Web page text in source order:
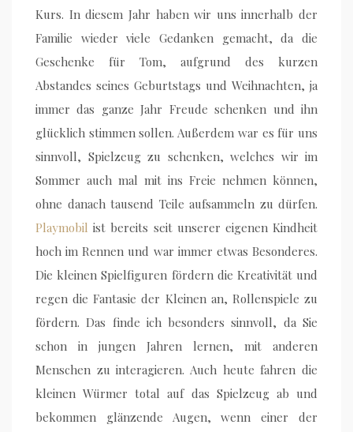
Kurs. In diesem Jahr haben wir uns innerhalb der
Familie wieder viele Gedanken gemacht, da die
Geschenke für Tom, aufgrund des kurzen
Abstandes seines Geburtstags und Weihnachten, ja
immer das ganze Jahr Freude schenken und ihn
glücklich stimmen sollen. Außerdem war es für uns
sinnvoll, Spielzeug zu schenken, welches wir im
Sommer auch mal mit ins Freie nehmen können,
ohne danach tausend Teile aufsammeln zu dürfen.
Playmobil ist bereits seit unserer eigenen Kindheit
hoch im Rennen und war immer etwas Besonderes.
Die kleinen Spielfiguren fördern die Kreativität und
regen die Fantasie der Kleinen an, Rollenspiele zu
fördern. Das finde ich besonders sinnvoll, da Sie
schon in jungen Jahren lernen, mit anderen
Menschen zu interagieren. Auch heute fahren die
kleinen Würmer total auf das Spielzeug ab und
bekommen glänzende Augen, wenn einer der